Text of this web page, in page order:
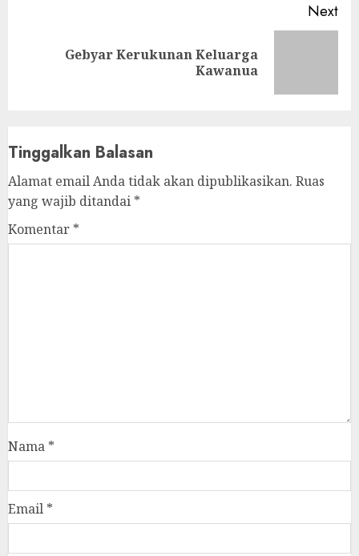
Next
Gebyar Kerukunan Keluarga
Kawanua
Tinggalkan Balasan
Alamat email Anda tidak akan dipublikasikan. Ruas
yang wajib ditandai *
Komentar *
Nama *
Email *